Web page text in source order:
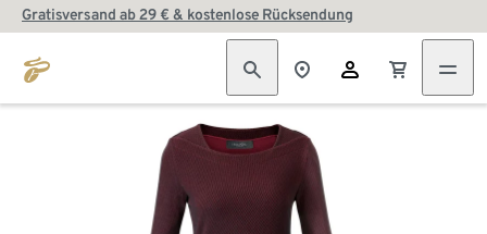
Gratisversand ab 29 € & kostenlose Rücksendung